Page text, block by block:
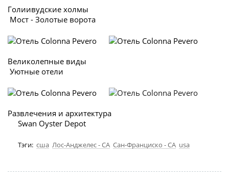
Голиивудские холмы
Мост - Золотые ворота
Великолепные виды
Уютные отели
Развлечения и архитектура
Swan Oyster Depot
Тэги: сша Лос-Анджелес - CA Сан-Франциско - CA usa